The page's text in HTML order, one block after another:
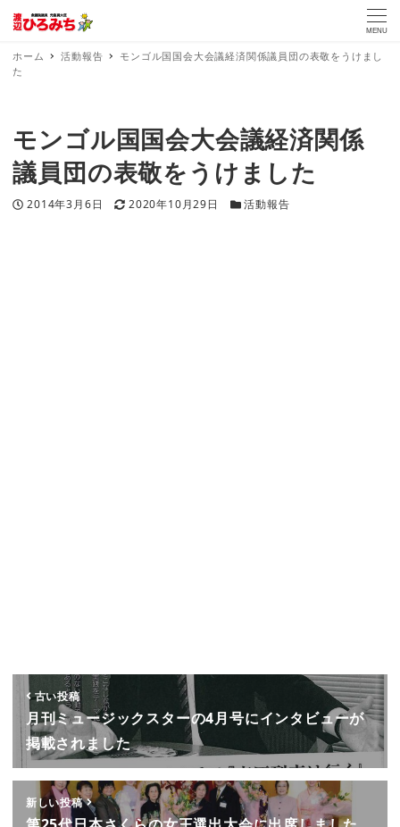
MENU
ホーム 活動報告
モンゴル国国会大会議経済関係議員団の表敬をうけまし
た
モンゴル国国会大会議経済関係
議員団の表敬をうけました
投稿日
2014年3月6日 更新日
2020年10月29日 カテゴリー
活動報告
古い投稿
月刊ミュージックスターの4月号にインタビューが
掲載されました
新しい投稿